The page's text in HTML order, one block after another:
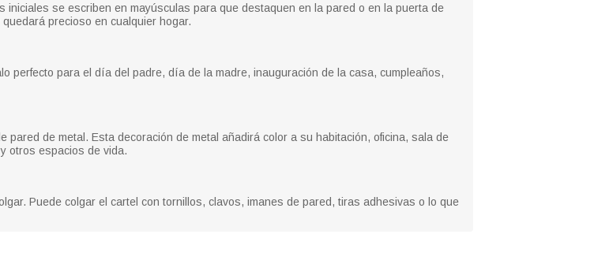
se escriben en mayúsculas para que destaquen en la pared o en la puerta de
precioso en cualquier hogar.
perfecto para el día del padre, día de la madre, inauguración de la casa, cumpleaños,
de metal. Esta decoración de metal añadirá color a su habitación, oficina, sala de
otros espacios de vida.
Puede colgar el cartel con tornillos, clavos, imanes de pared, tiras adhesivas o lo que